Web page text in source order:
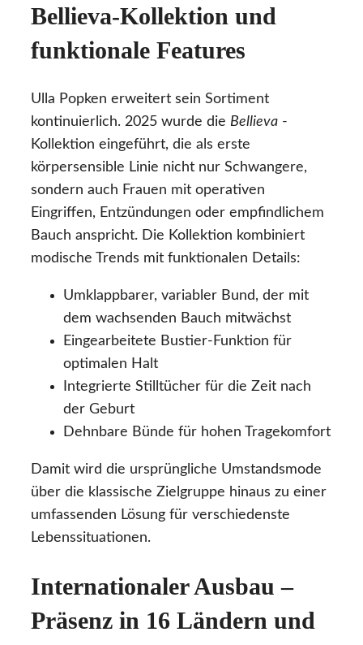
Bellieva-Kollektion und
funktionale Features
Ulla Popken erweitert sein Sortiment
kontinuierlich. 2025 wurde die Bellieva -
Kollektion eingeführt, die als erste
körpersensible Linie nicht nur Schwangere,
sondern auch Frauen mit operativen
Eingriffen, Entzündungen oder empfindlichem
Bauch anspricht. Die Kollektion kombiniert
modische Trends mit funktionalen Details:
Umklappbarer, variabler Bund, der mit
dem wachsenden Bauch mitwächst
Eingearbeitete Bustier-Funktion für
optimalen Halt
Integrierte Stilltücher für die Zeit nach
der Geburt
Dehnbare Bünde für hohen Tragekomfort
Damit wird die ursprüngliche Umstandsmode
über die klassische Zielgruppe hinaus zu einer
umfassenden Lösung für verschiedenste
Lebenssituationen.
Internationaler Ausbau –
Präsenz in 16 Ländern und